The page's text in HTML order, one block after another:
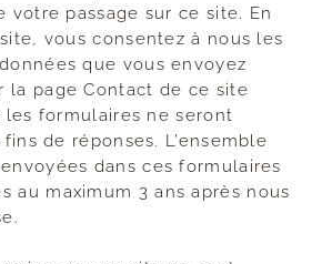
votre passage sur ce site. En
vous consentez à nous les
que vous envoyez
la page Contact de ce site
formulaires ne seront
de réponses. L’ensemble
dans ces formulaires
au maximum 3 ans après nous